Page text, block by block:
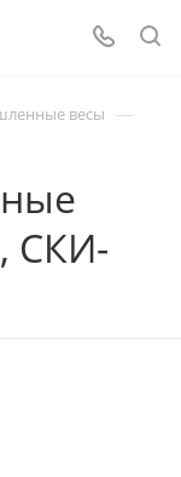
весы —
СКИ-